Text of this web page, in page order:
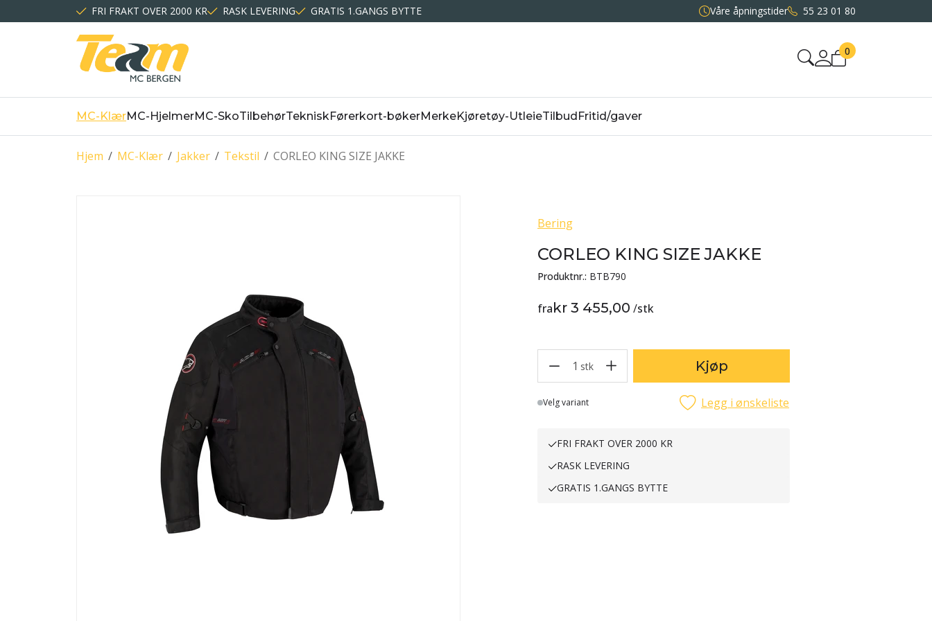
FRI FRAKT OVER 2000 KR RASK LEVERING GRATIS 1.GANGS BYTTE Våre åpningstider 55 23 01 80
0
MC-KlærMC-HjelmerMC-SkoTilbehørTekniskFørerkort-bøkerMerkeKjøretøy-UtleieTilbud Fritid/gaver
/
Hjem /
MC-Klær /
Jakker /
Tekstil CORLEO KING SIZE JAKKE
Bering
CORLEO KING SIZE JAKKE
Produktnr.: BTB790
frakr 3 455,00 /stk
1 stk Kjøp
Lager
Velg variant Legg i ønskeliste
FRI FRAKT OVER 2000 KR
RASK LEVERING
GRATIS 1.GANGS BYTTE